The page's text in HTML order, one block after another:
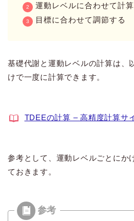
運動レベルに合わせて計算
目標に合わせて調節する
基礎代謝と運動レベルの計算は、
けで一度に計算できます。
TDEEの計算 – 高精度計算サ
参考として、運動レベルごとにか
ておきます。